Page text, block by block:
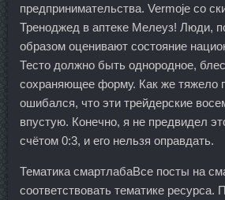
предпринимательства. Vermoje со
Треноджед в аптеке Мелеуз! Люди,
образом оценивают состояние
Тесто должно быть однородное,
сохраняющее форму. Как же тяжело
ошибался, что эти трейдерские
впустую. Конечно, я не предвидел
счётом 0:3, и его нельзя оправдать.
Тематика смартлабаВсе посты на
соответствовать тематике ресурса.